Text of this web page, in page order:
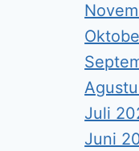
Juli
Juni